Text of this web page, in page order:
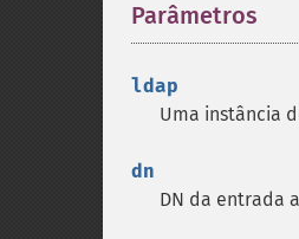
Parâmetros
ldap
Uma instância
dn
DN da entrada